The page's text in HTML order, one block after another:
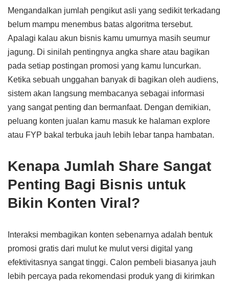
Mengandalkan jumlah pengikut asli yang sedikit terkadang
belum mampu menembus batas algoritma tersebut.
Apalagi kalau akun bisnis kamu umurnya masih seumur
jagung. Di sinilah pentingnya angka share atau bagikan
pada setiap postingan promosi yang kamu luncurkan.
Ketika sebuah unggahan banyak di bagikan oleh audiens,
sistem akan langsung membacanya sebagai informasi
yang sangat penting dan bermanfaat. Dengan demikian,
peluang konten jualan kamu masuk ke halaman explore
atau FYP bakal terbuka jauh lebih lebar tanpa hambatan.
Kenapa Jumlah Share Sangat
Penting Bagi Bisnis untuk
Bikin Konten Viral?
Interaksi membagikan konten sebenarnya adalah bentuk
promosi gratis dari mulut ke mulut versi digital yang
efektivitasnya sangat tinggi. Calon pembeli biasanya jauh
lebih percaya pada rekomendasi produk yang di kirimkan